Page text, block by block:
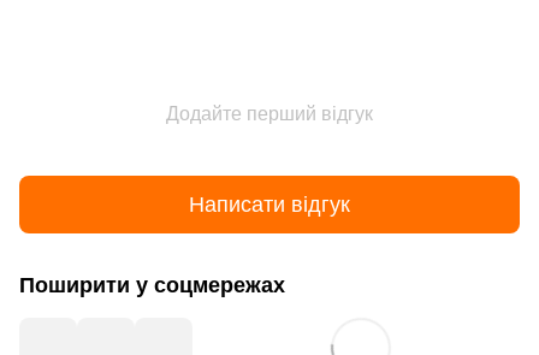
Додайте перший відгук
Написати відгук
Поширити у соцмережах